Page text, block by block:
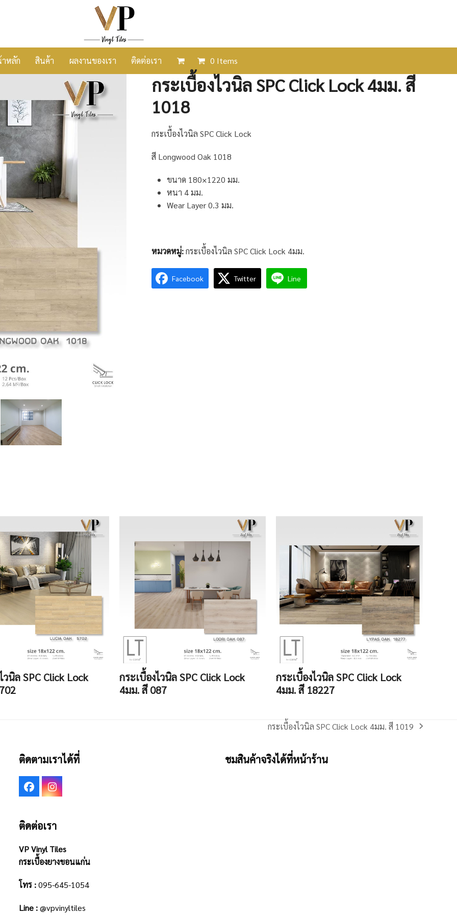
หลัก สินค้า ผลงานของเรา ติดต่อเรา 0 Items
กระเบื้องไวนิล SPC Click Lock 4มม. สี
1018
กระเบื้องไวนิล SPC Click Lock
สี Longwood Oak 1018
ขนาด 180×1220 มม.
หนา 4 มม.
Wear Layer 0.3 มม.
หมวดหมู่: กระเบื้องไวนิล SPC Click Lock 4มม.
Facebook Twitter Line
วนิล SPC Click Lock
กระเบื้องไวนิล SPC Click Lock
4มม. สี 087
กระเบื้องไวนิล SPC Click Lock
4มม. สี 18227
next
กระเบื้องไวนิล SPC Click Lock 4มม. สี 1019
ติดตามเราได้ที่
FacebookInstagram
ติดต่อเรา
VP Vinyl Tiles
กระเบื้องยางขอนแก่น
โทร :095-645-1054
Line :@vpvinyltiles
ชมสินค้าจริงได้ที่หน้าร้าน